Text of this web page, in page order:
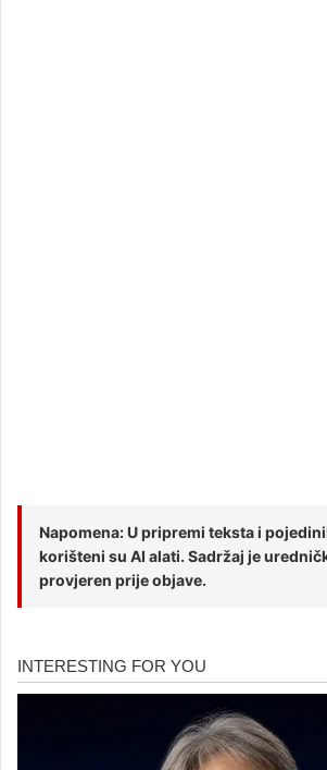
Napomena: U pripremi teksta i
korišteni su AI alati. Sadržaj je
provjeren prije objave.